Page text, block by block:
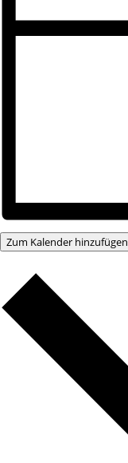
Zum Kalender hinzufügen